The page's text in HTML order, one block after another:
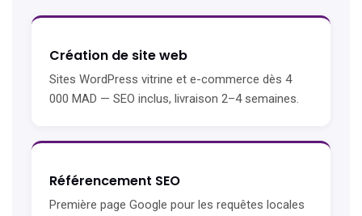
Création de site web
Sites WordPress vitrine et e-commerce dès 4
000 MAD — SEO inclus, livraison 2–4 semaines.
Référencement SEO
Première page Google pour les requêtes locales